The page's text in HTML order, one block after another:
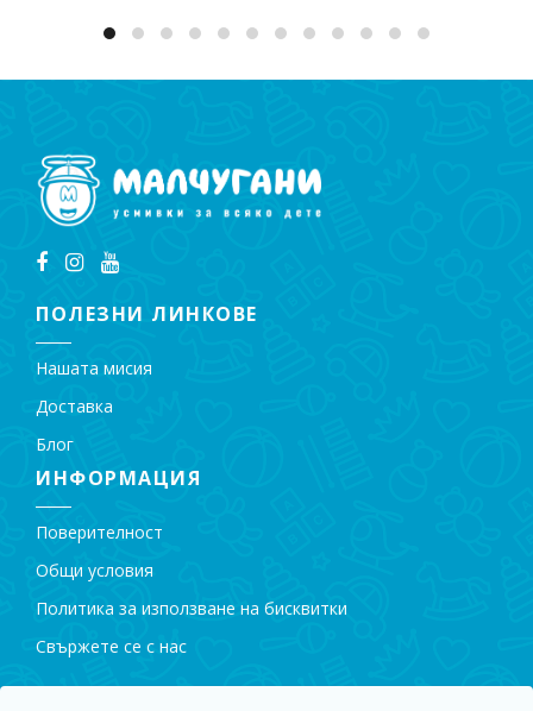
ПОЛЕЗНИ ЛИНКОВЕ
Нашата мисия
Доставка
Блог
ИНФОРМАЦИЯ
Поверителност
Общи условия
Политика за използване на бисквитки
Свържете се с нас